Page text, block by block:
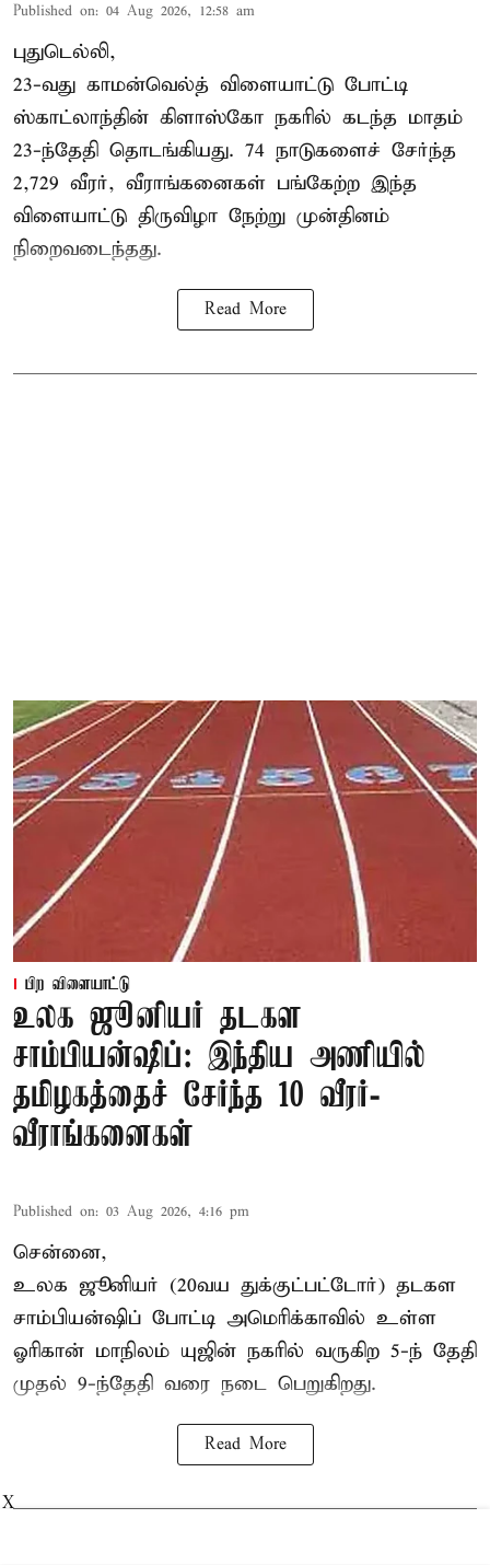
Published on: 04 Aug 2026, 12:58 am
புதுடெல்லி,
23-வது காமன்வெல்த் விளையாட்டு போட்டி
ஸ்காட்லாந்தின் கிளாஸ்கோ நகரில் கடந்த மாதம்
23-ந்தேதி தொடங்கியது. 74 நாடுகளைச் சேர்ந்த
2,729 வீரர், வீராங்கனைகள் பங்கேற்ற இந்த
விளையாட்டு திருவிழா நேற்று முன்தினம்
நிறைவடைந்தது.
Read More
பிற விளையாட்டு
உலக ஜூனியர் தடகள
சாம்பியன்ஷிப்: இந்திய அணியில்
தமிழகத்தைச் சேர்ந்த 10 வீரர்-
வீராங்கனைகள்
Published on: 03 Aug 2026, 4:16 pm
சென்னை,
உலக ஜூனியர் (20வய துக்குட்பட்டோர்) தடகள
சாம்பியன்ஷிப் போட்டி அமெரிக்காவில் உள்ள
ஓரிகான் மாநிலம் யுஜின் நகரில் வருகிற 5-ந் தேதி
முதல் 9-ந்தேதி வரை நடை பெறுகிறது.
Read More
X